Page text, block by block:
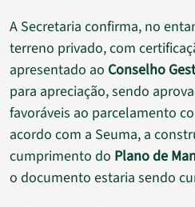
A Secretaria confirma, no
terreno privado, com
apresentado ao Conselho
para apreciação, sendo
favoráveis ao parcelamento
acordo com a Seuma, a
cumprimento do Plano de
o documento estaria sendo